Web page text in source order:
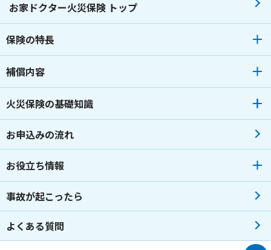
2023年06月
2023年05月
2023年02月
2022年06月
2022年04月
2021年04月
お家ドクター火災保険 トップ
保険の特長
補償内容
火災保険の基礎知識
お申込みの流れ
お役立ち情報
事故が起こったら
よくある質問